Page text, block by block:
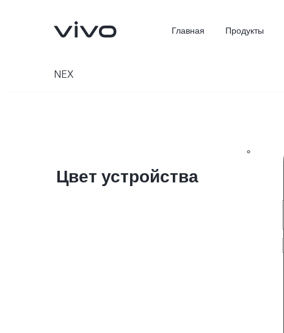
Главная Продукты
NEX
Цвет устройства